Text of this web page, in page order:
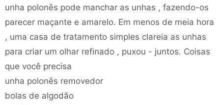
unha polonês pode manchar as unhas , fazendo-os
parecer maçante e amarelo. Em menos de meia hora
, uma casa de tratamento simples clareia as unhas
para criar um olhar refinado , puxou - juntos. Coisas
que você precisa
unha polonês removedor
bolas de algodão